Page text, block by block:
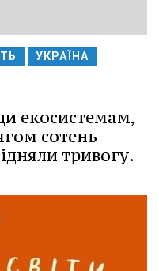
УКРАЇНА
екосистемам,
сотень
тривогу.